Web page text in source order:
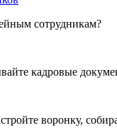
сотрудникам?
кадровые
воронку,